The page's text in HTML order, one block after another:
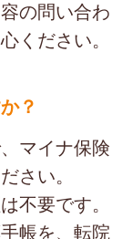
の問い合わ
ください。
？
マイナ保険
さい。
不要です。
帳を、転院